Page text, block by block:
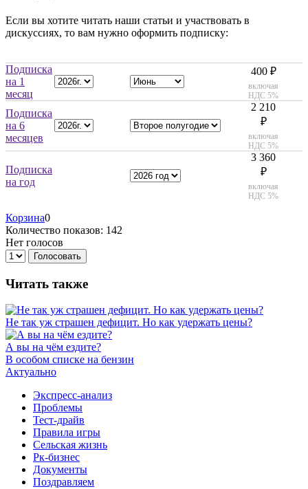
Если вы хотите читать наши статьи и участвовать в
дискуссиях, то вам нужно оформить подписку:
Подписка
на 1
месяц
400 ₽
включая
НДС 5%
Подписка
на 6
месяцев
2 210
₽
включая
НДС 5%
Подписка
на год
3 360
₽
включая
НДС 5%
Корзина0
Количество показов: 142
Нет голосов
Голосовать
Читать также
Не так уж страшен дефицит. Но как удержать цены?
А вы на чём ездите?
В особом списке на бензин
Актуально
Экспресс-анализ
Проблемы
Тест-драйв
Правила игры
Сельская жизнь
Рк-бизнес
Документы
Поздравляем